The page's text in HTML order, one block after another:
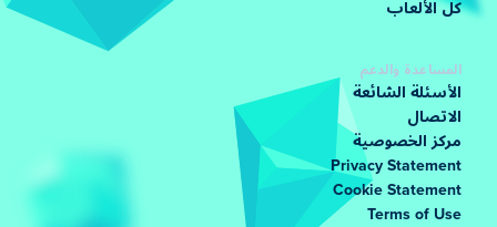
كل الألعاب
المساعدة والدعم
الأسئلة الشائعة
الاتصال
مركز الخصوصية
Privacy Statement
Cookie Statement
Terms of Use